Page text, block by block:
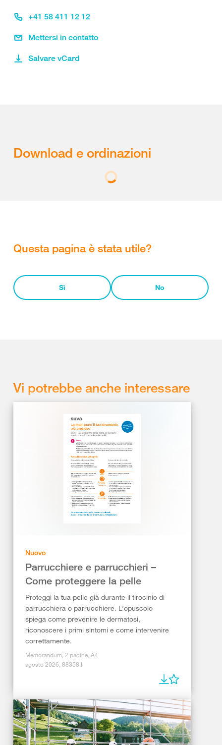
+41 58 411 12 12
Mettersi in contatto
Salvare vCard
Download e ordinazioni
Questa pagina è stata utile?
Sì No
Vi potrebbe anche interessare
Nuovo
Parrucchiere e parrucchieri –
Come proteggere la pelle
Proteggi la tua pelle già durante il tirocinio di
parrucchiera o parrucchiere. L’opuscolo
spiega come prevenire le dermatosi,
riconoscere i primi sintomi e come intervenire
correttamente.
Memorandum, 2 pagine, A4
agosto 2026, 88358.I